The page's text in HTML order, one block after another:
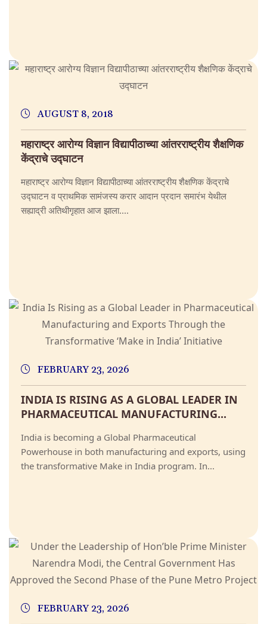
AUGUST 8, 2018
महाराष्ट्र आरोग्य विज्ञान विद्यापीठाच्या आंतरराष्ट्रीय शैक्षणिक
केंद्राचे उद्घाटन
महाराष्ट्र आरोग्य विज्ञान विद्यापीठाच्या आंतरराष्ट्रीय शैक्षणिक केंद्राचे
उद्घाटन व प्राथमिक सामंजस्य करार आदान प्रदान समारंभ येथील
सह्याद्री अतिथीगृहात आज झाला....
FEBRUARY 23, 2026
INDIA IS RISING AS A GLOBAL LEADER IN
PHARMACEUTICAL MANUFACTURING...
India is becoming a Global Pharmaceutical
Powerhouse in both manufacturing and exports, using
the transformative Make in India program. In...
FEBRUARY 23, 2026